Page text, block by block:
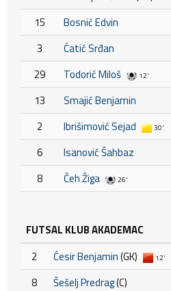
15
Bosnić Edvin
3
Ćatić Srđan
29
Todorić Miloš 12'
13
Smajić Benjamin
2
Ibrišimović Sejad 30'
6
Isanović Šahbaz
8
Čeh Žiga 26'
FUTSAL KLUB AKADEMAC
2
Ćesir Benjamin(GK) 12'
8 Šešelj Predrag(C)